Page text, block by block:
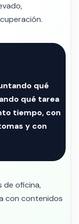
qué
qué tarea
tiempo, con
y con
de oficina,
con contenidos